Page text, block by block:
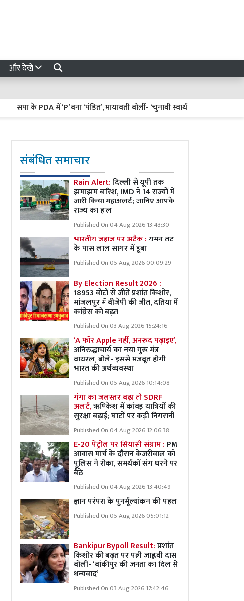
और देखें
सपा के PDA में ‘P’ बना ‘पंडित’, मायावती बोलीं- ‘चुनावी स्वार्थ में गिरगिट की तरह रंग
संबंधित समाचार
Rain Alert:दिल्ली से यूपी तक
झमाझम बारिश, IMD ने 14 राज्यों में
जारी किया महाअलर्ट; जानिए आपके
राज्य का हाल
Published On 04 Aug 2026 13:43:30
भारतीय जहाज पर अटैक :यमन तट
के पास लाल सागर में डूबा
Published On 05 Aug 2026 00:09:29
By Election Result 2026 :
18953 वोटों से जीतें प्रशांत किशोर,
मांजलपुर में बीजेपी की जीत, दतिया में
कांग्रेस को बढ़त
Published On 03 Aug 2026 15:24:16
‘A फॉर Apple नहीं, अमरूद पढ़ाइए’,
अनिरुद्धाचार्य का नया गुरू मंत्र
वायरल, बोले- इससे मजबूत होगी
भारत की अर्थव्यवस्था
Published On 05 Aug 2026 10:14:08
गंगा का जलस्तर बढ़ा तो SDRF
अलर्ट,ऋषिकेश में कांवड़ यात्रियों की
सुरक्षा बढ़ाई; घाटों पर कड़ी निगरानी
Published On 04 Aug 2026 12:06:38
E-20 पेट्रोल पर सियासी संग्राम : PM
आवास मार्च के दौरान केजरीवाल को
पुलिस ने रोका, समर्थकों संग धरने पर
बैठे
Published On 04 Aug 2026 13:40:49
ज्ञान परंपरा के पुनर्मूल्यांकन की पहल
Published On 05 Aug 2026 05:01:12
Bankipur Bypoll Result:प्रशांत
किशोर की बढ़त पर पत्नी जाह्नवी दास
बोलीं- ‘बांकीपुर की जनता का दिल से
धन्यवाद’
Published On 03 Aug 2026 17:42:46